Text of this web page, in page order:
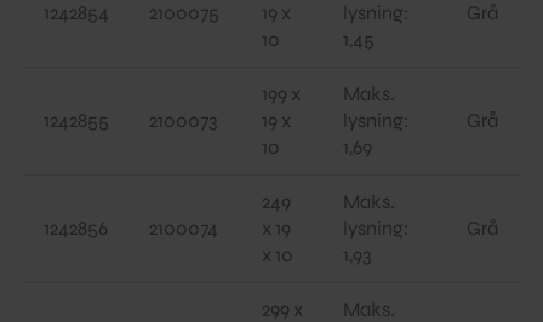
1242854 2100075
19 x
10
lysning:
1,45
Grå
1242855 2100073
199 x
19 x
10
Maks.
lysning:
1,69
Grå
1242856 2100074
249
x 19
x 10
Maks.
lysning:
1,93
Grå
299 x
Maks.